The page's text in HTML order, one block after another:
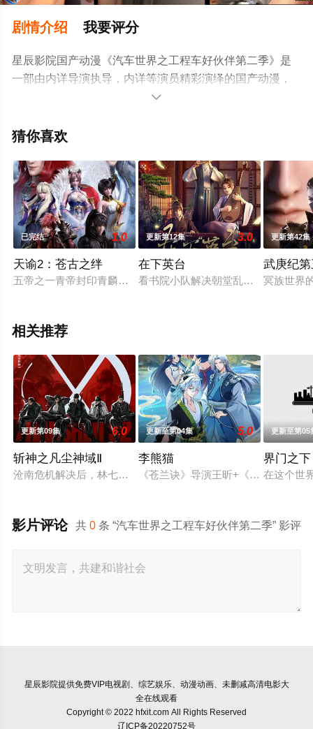
剧情介绍 我要评分
星辰影院国产动漫《汽车世界之工程车好伙伴第二季》是
一部由内详导演执导，内详等演员精彩演绎的国产动漫，
大结局剧情已揭晓（1-51全集），手机免费观看高清无删
豆瓣动漫、电视猫或剧情网等平台了解。

猜你喜欢
已完结 1.0
天谕2：苍古之绊
五帝之一青帝封印青麟木，但封印不稳，每隔一段时间就会产
更新第12集 3.0
在下英台
看书院小队解决朝堂乱局！
更新第42集
武庚纪
冥族世界
相关推荐
更新第09集 6.0
斩神之凡尘神域Ⅱ
沧南危机解决后，林七夜完成津南山为期一年的守夜人集训考
更新至第04集 5.0
李熊猫
《苍兰诀》导演王昕+《咒术回战》
更新至第05
界门之下
在这个世
共0 条 “汽车世界之工程车好伙伴第二季” 影评
影片评论
星辰影院提供免费VIP电视剧、综艺娱乐、动漫动画、未删减高清电影大
全在线观看
Copyright © 2022 hfxit.com All Rights Reserved
辽ICP备20220752号